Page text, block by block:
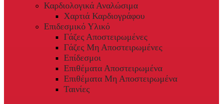
Καρδιολογικά Αναλώσιμα
Χαρτιά Καρδιογράφου
Επιδεσμικό Υλικό
Γάζες Αποστειρωμένες
Γάζες Μη Αποστειρωμένες
Επίδεσμοι
Επιθέματα Αποστειρωμένα
Επιθέματα Μη Αποστειρωμένα
Ταινίες